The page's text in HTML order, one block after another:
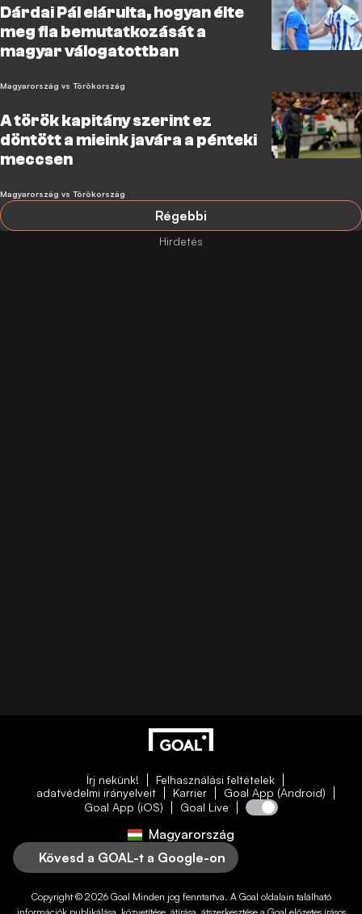
Dárdai Pál elárulta, hogyan élte
meg fia bemutatkozását a
magyar válogatottban
Magyarország vs Törökország
A török kapitány szerint ez
döntött a mieink javára a pénteki
meccsen
Magyarország vs Törökország
Régebbi
Írj nekünk!
Felhasználási feltételek
adatvédelmi irányelveit
Karrier
Goal App (Android)
Goal App (iOS)
Goal Live
Magyarország
Kövesd a GOAL-t a Google-on
Copyright © 2026 Goal Minden jog fenntartva. A Goal oldalain található